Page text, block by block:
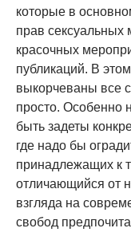
которые в
прав сексуальных
красочных
публикаций. В
выкорчеваны все
просто. Особенно
быть задеты
где надо бы
принадлежащих к
отличающийся от
взгляда на
свобод